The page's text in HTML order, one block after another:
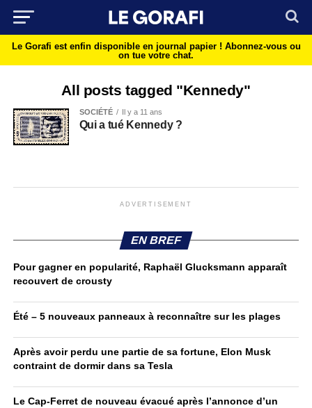
Le Gorafi est enfin disponible en journal papier ! Abonnez-vous ou
on tue votre chat.
All posts tagged "Kennedy"
SOCIÉTÉ Il y a 11 ans
Qui a tué Kennedy ?
ADVERTISEMENT
EN BREF
Pour gagner en popularité, Raphaël Glucksmann apparaît
recouvert de crousty
Été – 5 nouveaux panneaux à reconnaître sur les plages
Après avoir perdu une partie de sa fortune, Elon Musk
contraint de dormir dans sa Tesla
Le Cap-Ferret de nouveau évacué après l’annonce d’un